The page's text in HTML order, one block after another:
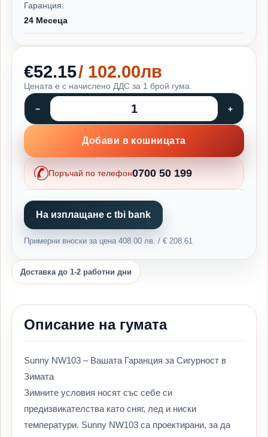
Гаранция:
24 Месеца
€52.15/ 102.00лв
Цената е с начислено ДДС за 1 брой гума.
Добави в кошницата
Поръчай по телефон0700 50 199
На изплащане с tbi bank
Примерни вноски за цена 408.00 лв. / € 208.61
Доставка до 1-2 работни дни
Описание на гумата
Sunny NW103 – Вашата Гаранция за Сигурност в
Зимата
Зимните условия носят със себе си
предизвикателства като сняг, лед и ниски
температури. Sunny NW103 са проектирани, за да